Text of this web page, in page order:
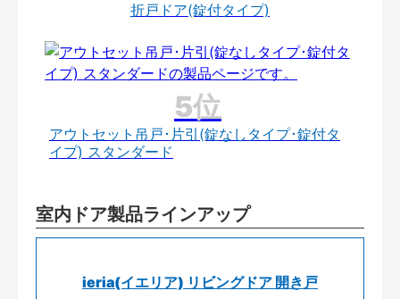
折戸ドア(錠付タイプ)
アウトセット吊戸･片引(錠なしタイプ･錠付タ
イプ) スタンダード
室内ドア製品ラインアップ
ieria(イエリア) リビングドア 開き戸